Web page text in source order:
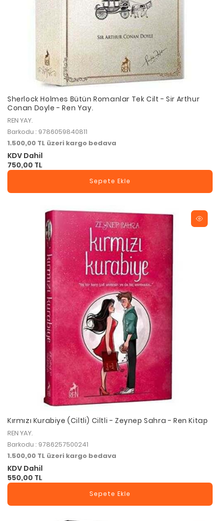
Sherlock Holmes Bütün Romanlar Tek Cilt - Sir Arthur
Conan Doyle - Ren Yay.
REN YAY.
Barkodu : 9786059840811
1.500,00 TL üzeri kargo bedava
KDV Dahil
750,00 TL
Sepete Ekle
Kırmızı Kurabiye (Ciltli) Ciltli - Zeynep Sahra - Ren Kitap
REN YAY.
Barkodu : 9786257500241
1.500,00 TL üzeri kargo bedava
KDV Dahil
550,00 TL
Sepete Ekle